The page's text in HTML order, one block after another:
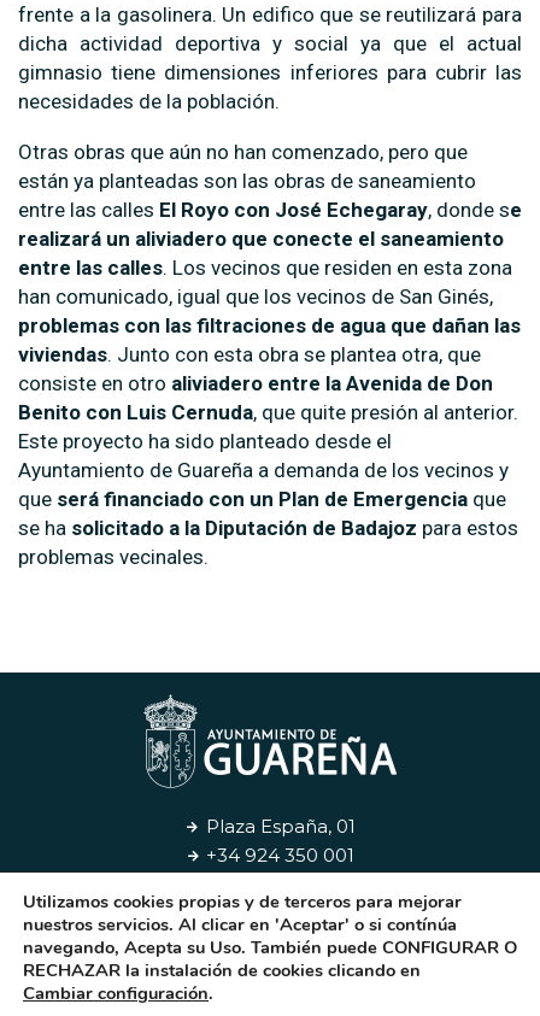
frente a la gasolinera. Un edifico que se reutilizará para
dicha actividad deportiva y social ya que el actual
gimnasio tiene dimensiones inferiores para cubrir las
necesidades de la población.
Otras obras que aún no han comenzado, pero que
están ya planteadas son las obras de saneamiento
entre las calles El Royo con José Echegaray, donde se
realizará un aliviadero que conecte el saneamiento
entre las calles. Los vecinos que residen en esta zona
han comunicado, igual que los vecinos de San Ginés,
problemas con las filtraciones de agua que dañan las
viviendas. Junto con esta obra se plantea otra, que
consiste en otro aliviadero entre la Avenida de Don
Benito con Luis Cernuda, que quite presión al anterior.
Este proyecto ha sido planteado desde el
Ayuntamiento de Guareña a demanda de los vecinos y
que será financiado con un Plan de Emergencia que
se ha solicitado a la Diputación de Badajoz para estos
problemas vecinales.
Plaza España, 01
+34 924 350 001
Aviso Legal Privacidad Cookies Contacto
© 2026. Ayuntamiento de Guareña
Utilizamos cookies propias y de terceros para mejorar
nuestros servicios. Al clicar en 'Aceptar' o si contínúa
navegando, Acepta su Uso. También puede CONFIGURAR O
RECHAZAR la instalación de cookies clicando en
Cambiar configuración.